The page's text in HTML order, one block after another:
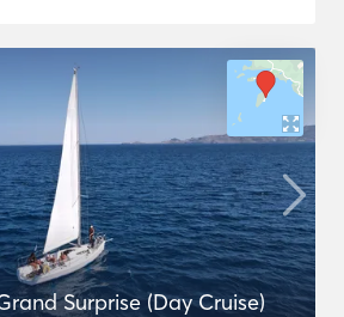
Surprise (Day Cruise)